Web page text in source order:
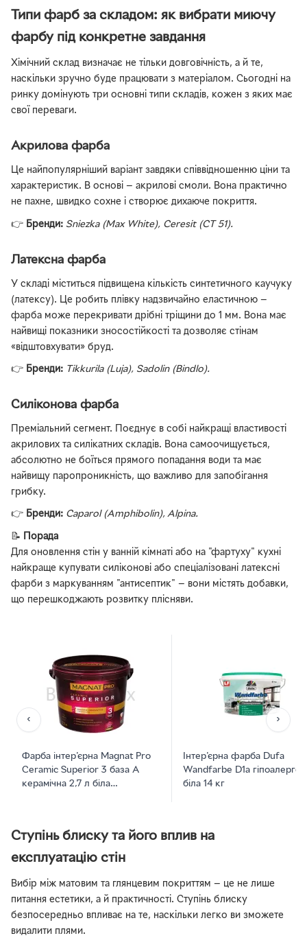
Типи фарб за складом: як вибрати миючу
фарбу під конкретне завдання
Хімічний склад визначає не тільки довговічність, а й те,
наскільки зручно буде працювати з матеріалом. Сьогодні на
ринку домінують три основні типи складів, кожен з яких має
свої переваги.
Акрилова фарба
Це найпопулярніший варіант завдяки співвідношенню ціни та
характеристик. В основі — акрилові смоли. Вона практично
не пахне, швидко сохне і створює дихаюче покриття.
👉 Бренди: Sniezka (Max White), Ceresit (CT 51).
Латексна фарба
У складі міститься підвищена кількість синтетичного каучуку
(латексу). Це робить плівку надзвичайно еластичною —
фарба може перекривати дрібні тріщини до 1 мм. Вона має
найвищі показники зносостійкості та дозволяє стінам
«відштовхувати» бруд.
👉 Бренди: Tikkurila (Luja), Sadolin (Bindlo).
Силіконова фарба
Преміальний сегмент. Поєднує в собі найкращі властивості
акрилових та силікатних складів. Вона самоочищується,
абсолютно не боїться прямого попадання води та має
найвищу паропроникність, що важливо для запобігання
грибку.
👉 Бренди: Caparol (Amphibolin), Alpina.
📝
Порада
Для оновлення стін у ванній кімнаті або на "фартуху" кухні
найкраще купувати силіконові або спеціалізовані латексні
фарби з маркуванням "антисептик" — вони містять добавки,
що перешкоджають розвитку плісняви.
‹
Фарба інтер'єрна Magnat Pro
Ceramic Superior 3 база А
керамічна 2,7 л біла
Інтер'єрна фарба Dufa
Wandfarbe D1a
біла 14 кг
›
Ступінь блиску та його вплив на
експлуатацію стін
Вибір між матовим та глянцевим покриттям — це не лише
питання естетики, а й практичності. Ступінь блиску
безпосередньо впливає на те, наскільки легко ви зможете
видалити плями.